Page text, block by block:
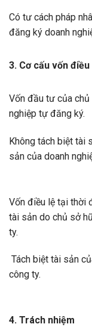
Có tư cách pháp
đăng ký doanh
3. Cơ cấu vốn điều
Vốn đầu tư của chủ
nghiệp tự đăng ký.
Không tách biệt tài
sản của doanh
Vốn điều lệ tại thời
tài sản do chủ sở
ty.
Tách biệt tài sản
công ty.
4. Trách nhiệm